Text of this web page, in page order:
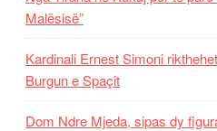
Malësisë”
Kardinali Ernest Simoni
Burgun e Spaçit
Dom Ndre Mjeda, sipas dy